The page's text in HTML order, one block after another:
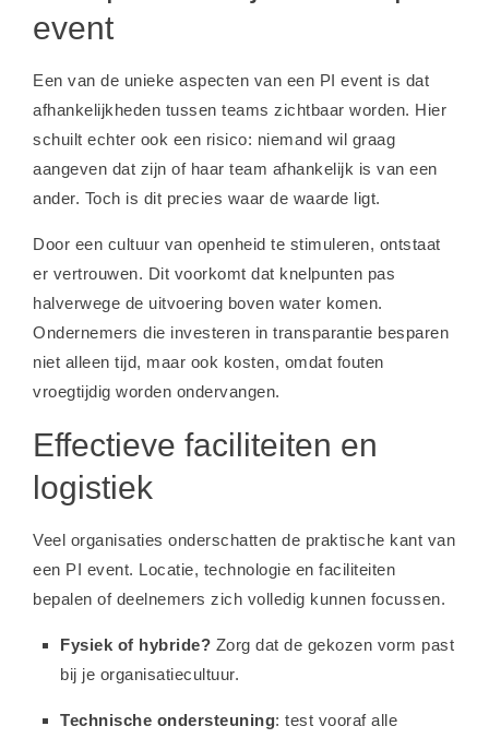
event
Een van de unieke aspecten van een PI event is dat
afhankelijkheden tussen teams zichtbaar worden. Hier
schuilt echter ook een risico: niemand wil graag
aangeven dat zijn of haar team afhankelijk is van een
ander. Toch is dit precies waar de waarde ligt.
Door een cultuur van openheid te stimuleren, ontstaat
er vertrouwen. Dit voorkomt dat knelpunten pas
halverwege de uitvoering boven water komen.
Ondernemers die investeren in transparantie besparen
niet alleen tijd, maar ook kosten, omdat fouten
vroegtijdig worden ondervangen.
Effectieve faciliteiten en
logistiek
Veel organisaties onderschatten de praktische kant van
een PI event. Locatie, technologie en faciliteiten
bepalen of deelnemers zich volledig kunnen focussen.
Fysiek of hybride? Zorg dat de gekozen vorm past
bij je organisatiecultuur.
Technische ondersteuning: test vooraf alle